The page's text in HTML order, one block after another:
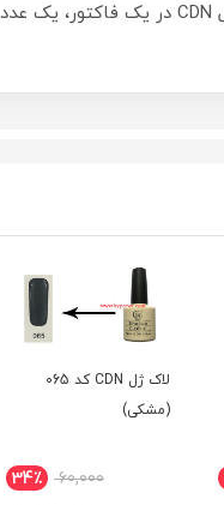
هم متفاوت ميباشد، ممکن است توناژ رنگ لاک ژل ارسالي با رنگي که در تصوير ميبينيد کمي متفاوت باشد - ((با خريد هر 6 عدد لاک ژل CDN در يک فاکتور، يک عدد
لاک ژل CDN کد 089